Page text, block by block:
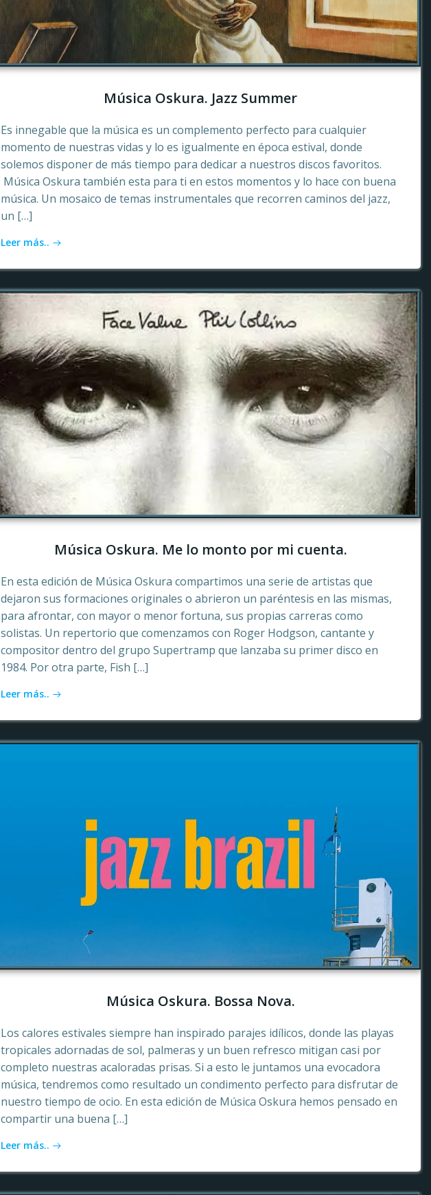
Música Oskura. Jazz Summer
Es innegable que la música es un complemento perfecto para cualquier
momento de nuestras vidas y lo es igualmente en época estival, donde
solemos disponer de más tiempo para dedicar a nuestros discos favoritos.
Música Oskura también esta para ti en estos momentos y lo hace con buena
música. Un mosaico de temas instrumentales que recorren caminos del jazz,
un […]
Leer más..
Música Oskura. Me lo monto por mi cuenta.
En esta edición de Música Oskura compartimos una serie de artistas que
dejaron sus formaciones originales o abrieron un paréntesis en las mismas,
para afrontar, con mayor o menor fortuna, sus propias carreras como
solistas. Un repertorio que comenzamos con Roger Hodgson, cantante y
compositor dentro del grupo Supertramp que lanzaba su primer disco en
1984. Por otra parte, Fish […]
Leer más..
Música Oskura. Bossa Nova.
Los calores estivales siempre han inspirado parajes idílicos, donde las playas
tropicales adornadas de sol, palmeras y un buen refresco mitigan casi por
completo nuestras acaloradas prisas. Si a esto le juntamos una evocadora
música, tendremos como resultado un condimento perfecto para disfrutar de
nuestro tiempo de ocio. En esta edición de Música Oskura hemos pensado en
compartir una buena […]
Leer más..